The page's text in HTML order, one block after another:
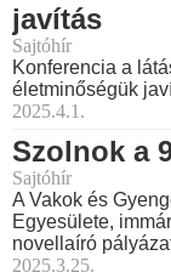
javítás
Sajtóhír
Konferencia a
életminőségük
2025.4.1.
Szolnok a
Sajtóhír
A Vakok és
Egyesülete,
novellaíró
2025.3.25.